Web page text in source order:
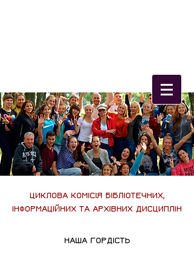
ЦИКЛОВА КОМІСІЯ БІБЛІОТЕЧНИХ,
ІНФОРМАЦІЙНИХ ТА АРХІВНИХ ДИСЦИПЛІН
НАША ГОРДІСТЬ